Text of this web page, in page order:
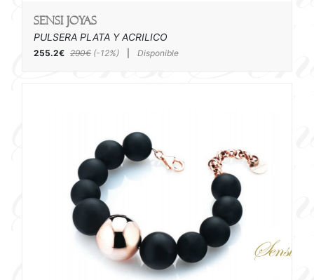
SENSI joyas
PULSERA PLATA Y ACRILICO
255.2€ 290€ (-12%) Disponible